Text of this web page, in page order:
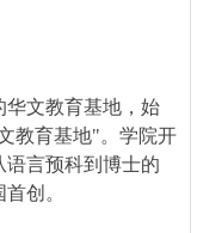
华文教育基地，始
教育基地"。学院开
言预科到博士的
首创。